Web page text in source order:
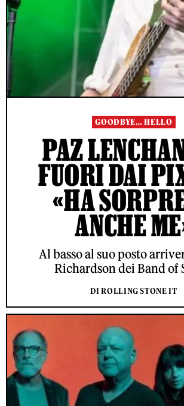
GOODBYE… HELLO
PAZ
FUORI DAI
«HA
ANCHE
Al basso al suo posto
Richardson dei Band of
DI ROLLING STONE IT